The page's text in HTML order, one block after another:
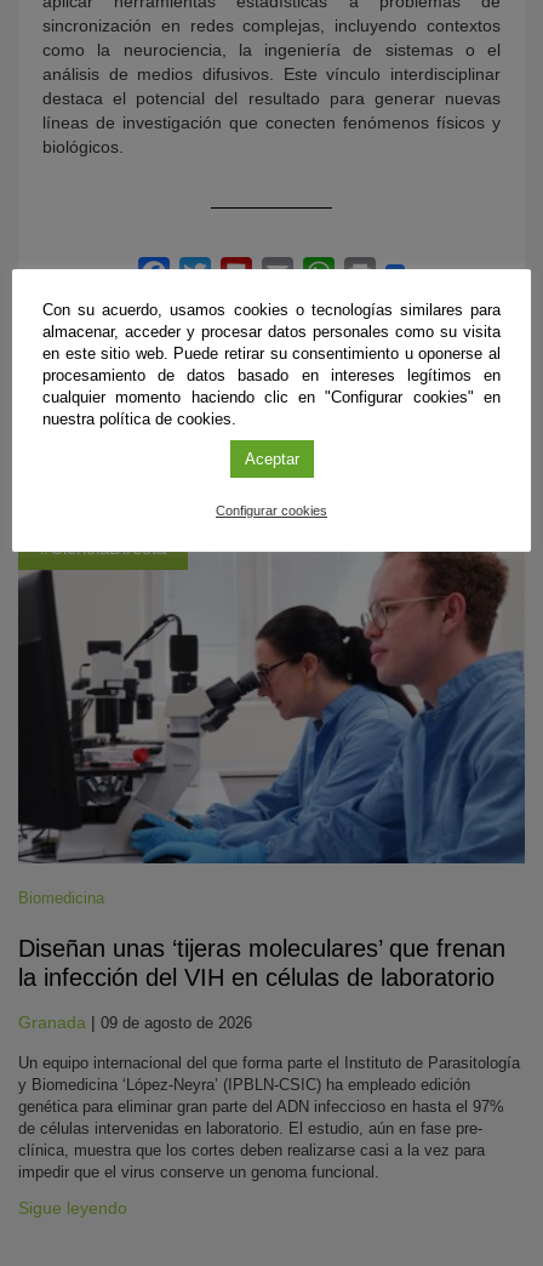
sincronización en redes complejas, incluyendo contextos
como la neurociencia, la ingeniería de sistemas o el
análisis de medios difusivos. Este vínculo interdisciplinar
destaca el potencial del resultado para generar nuevas
líneas de investigación que conecten fenómenos físicos y
biológicos.
ÚLTIMAS PUBLICACIONES
#CienciaDirecta
Biomedicina
Diseñan unas ‘tijeras moleculares’ que frenan
la infección del VIH en células de laboratorio
Granada | 09 de agosto de 2026
Un equipo internacional del que forma parte el Instituto de Parasitología
y Biomedicina ‘López-Neyra’ (IPBLN-CSIC) ha empleado edición
genética para eliminar gran parte del ADN infeccioso en hasta el 97%
de células intervenidas en laboratorio. El estudio, aún en fase pre-
clínica, muestra que los cortes deben realizarse casi a la vez para
impedir que el virus conserve un genoma funcional.
Sigue leyendo
Con su acuerdo, usamos cookies o tecnologías similares para
almacenar, acceder y procesar datos personales como su visita
en este sitio web. Puede retirar su consentimiento u oponerse al
procesamiento de datos basado en intereses legítimos en
cualquier momento haciendo clic en "Configurar cookies" en
nuestra política de cookies.
Aceptar
Configurar cookies